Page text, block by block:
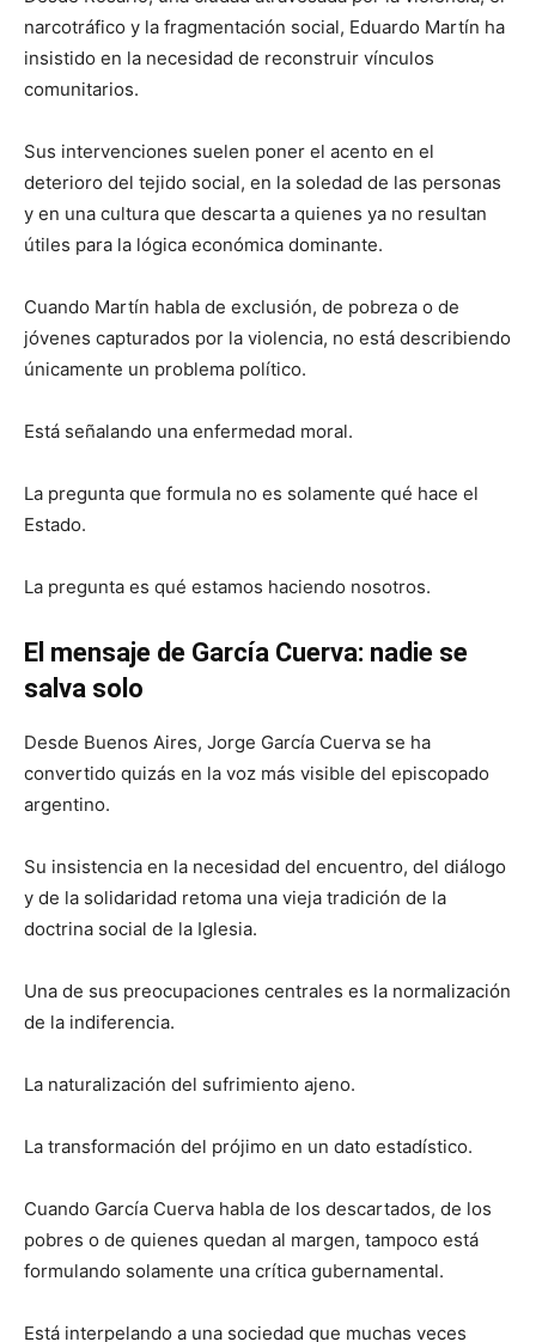
narcotráfico y la fragmentación social, Eduardo Martín ha
insistido en la necesidad de reconstruir vínculos
comunitarios.
Sus intervenciones suelen poner el acento en el
deterioro del tejido social, en la soledad de las personas
y en una cultura que descarta a quienes ya no resultan
útiles para la lógica económica dominante.
Cuando Martín habla de exclusión, de pobreza o de
jóvenes capturados por la violencia, no está describiendo
únicamente un problema político.
Está señalando una enfermedad moral.
La pregunta que formula no es solamente qué hace el
Estado.
La pregunta es qué estamos haciendo nosotros.
El mensaje de García Cuerva: nadie se
salva solo
Desde Buenos Aires, Jorge García Cuerva se ha
convertido quizás en la voz más visible del episcopado
argentino.
Su insistencia en la necesidad del encuentro, del diálogo
y de la solidaridad retoma una vieja tradición de la
doctrina social de la Iglesia.
Una de sus preocupaciones centrales es la normalización
de la indiferencia.
La naturalización del sufrimiento ajeno.
La transformación del prójimo en un dato estadístico.
Cuando García Cuerva habla de los descartados, de los
pobres o de quienes quedan al margen, tampoco está
formulando solamente una crítica gubernamental.
Está interpelando a una sociedad que muchas veces